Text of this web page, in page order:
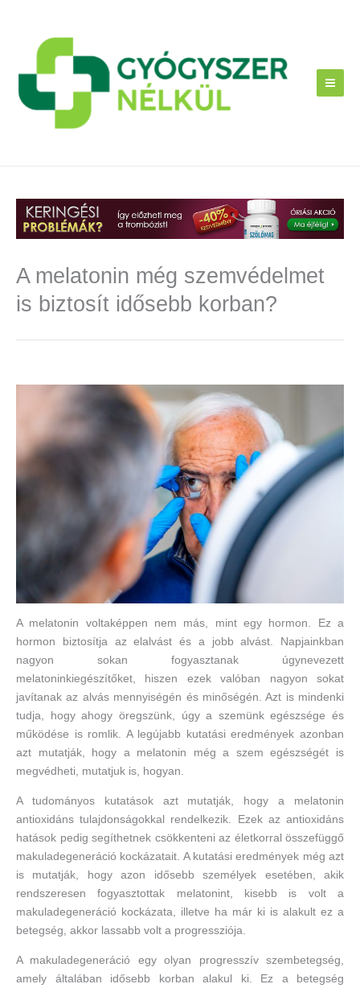
A melatonin még szemvédelmet
is biztosít idősebb korban?
A melatonin voltaképpen nem más, mint egy hormon. Ez a
hormon biztosítja az elalvást és a jobb alvást. Napjainkban
nagyon sokan fogyasztanak úgynevezett
melatoninkiegészítőket, hiszen ezek valóban nagyon sokat
javítanak az alvás mennyiségén és minőségén. Azt is mindenki
tudja, hogy ahogy öregszünk, úgy a szemünk egészsége és
működése is romlik. A legújabb kutatási eredmények azonban
azt mutatják, hogy a melatonin még a szem egészségét is
megvédheti, mutatjuk is, hogyan.
A tudományos kutatások azt mutatják, hogy a melatonin
antioxidáns tulajdonságokkal rendelkezik. Ezek az antioxidáns
hatások pedig segíthetnek csökkenteni az életkorral összefüggő
makuladegeneráció kockázatait. A kutatási eredmények még azt
is mutatják, hogy azon idősebb személyek esetében, akik
rendszeresen fogyasztottak melatonint, kisebb is volt a
makuladegeneráció kockázata, illetve ha már ki is alakult ez a
betegség, akkor lassabb volt a progressziója.
A makuladegeneráció egy olyan progresszív szembetegség,
amely általában idősebb korban alakul ki. Ez a betegség